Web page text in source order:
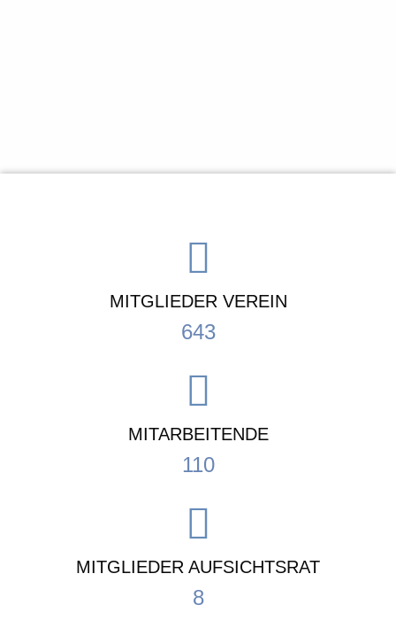
MITGLIEDER VEREIN
643
MITARBEITENDE
110
MITGLIEDER AUFSICHTSRAT
8